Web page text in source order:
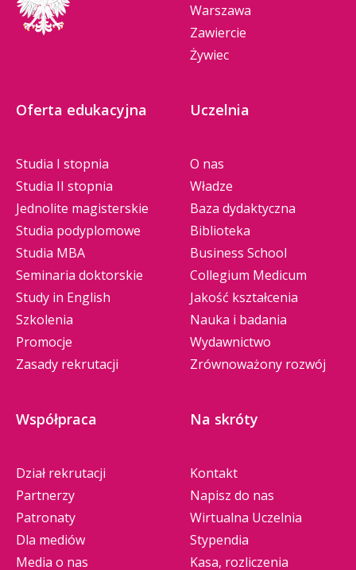
Warszawa
Zawiercie
Żywiec
Oferta edukacyjna
Studia I stopnia
Studia II stopnia
Jednolite magisterskie
Studia podyplomowe
Studia MBA
Seminaria doktorskie
Study in English
Szkolenia
Promocje
Zasady rekrutacji
Uczelnia
O nas
Władze
Baza dydaktyczna
Biblioteka
Business School
Collegium Medicum
Jakość kształcenia
Nauka i badania
Wydawnictwo
Zrównoważony rozwój
Współpraca
Dział rekrutacji
Partnerzy
Patronaty
Dla mediów
Media o nas
Na skróty
Kontakt
Napisz do nas
Wirtualna Uczelnia
Stypendia
Kasa, rozliczenia